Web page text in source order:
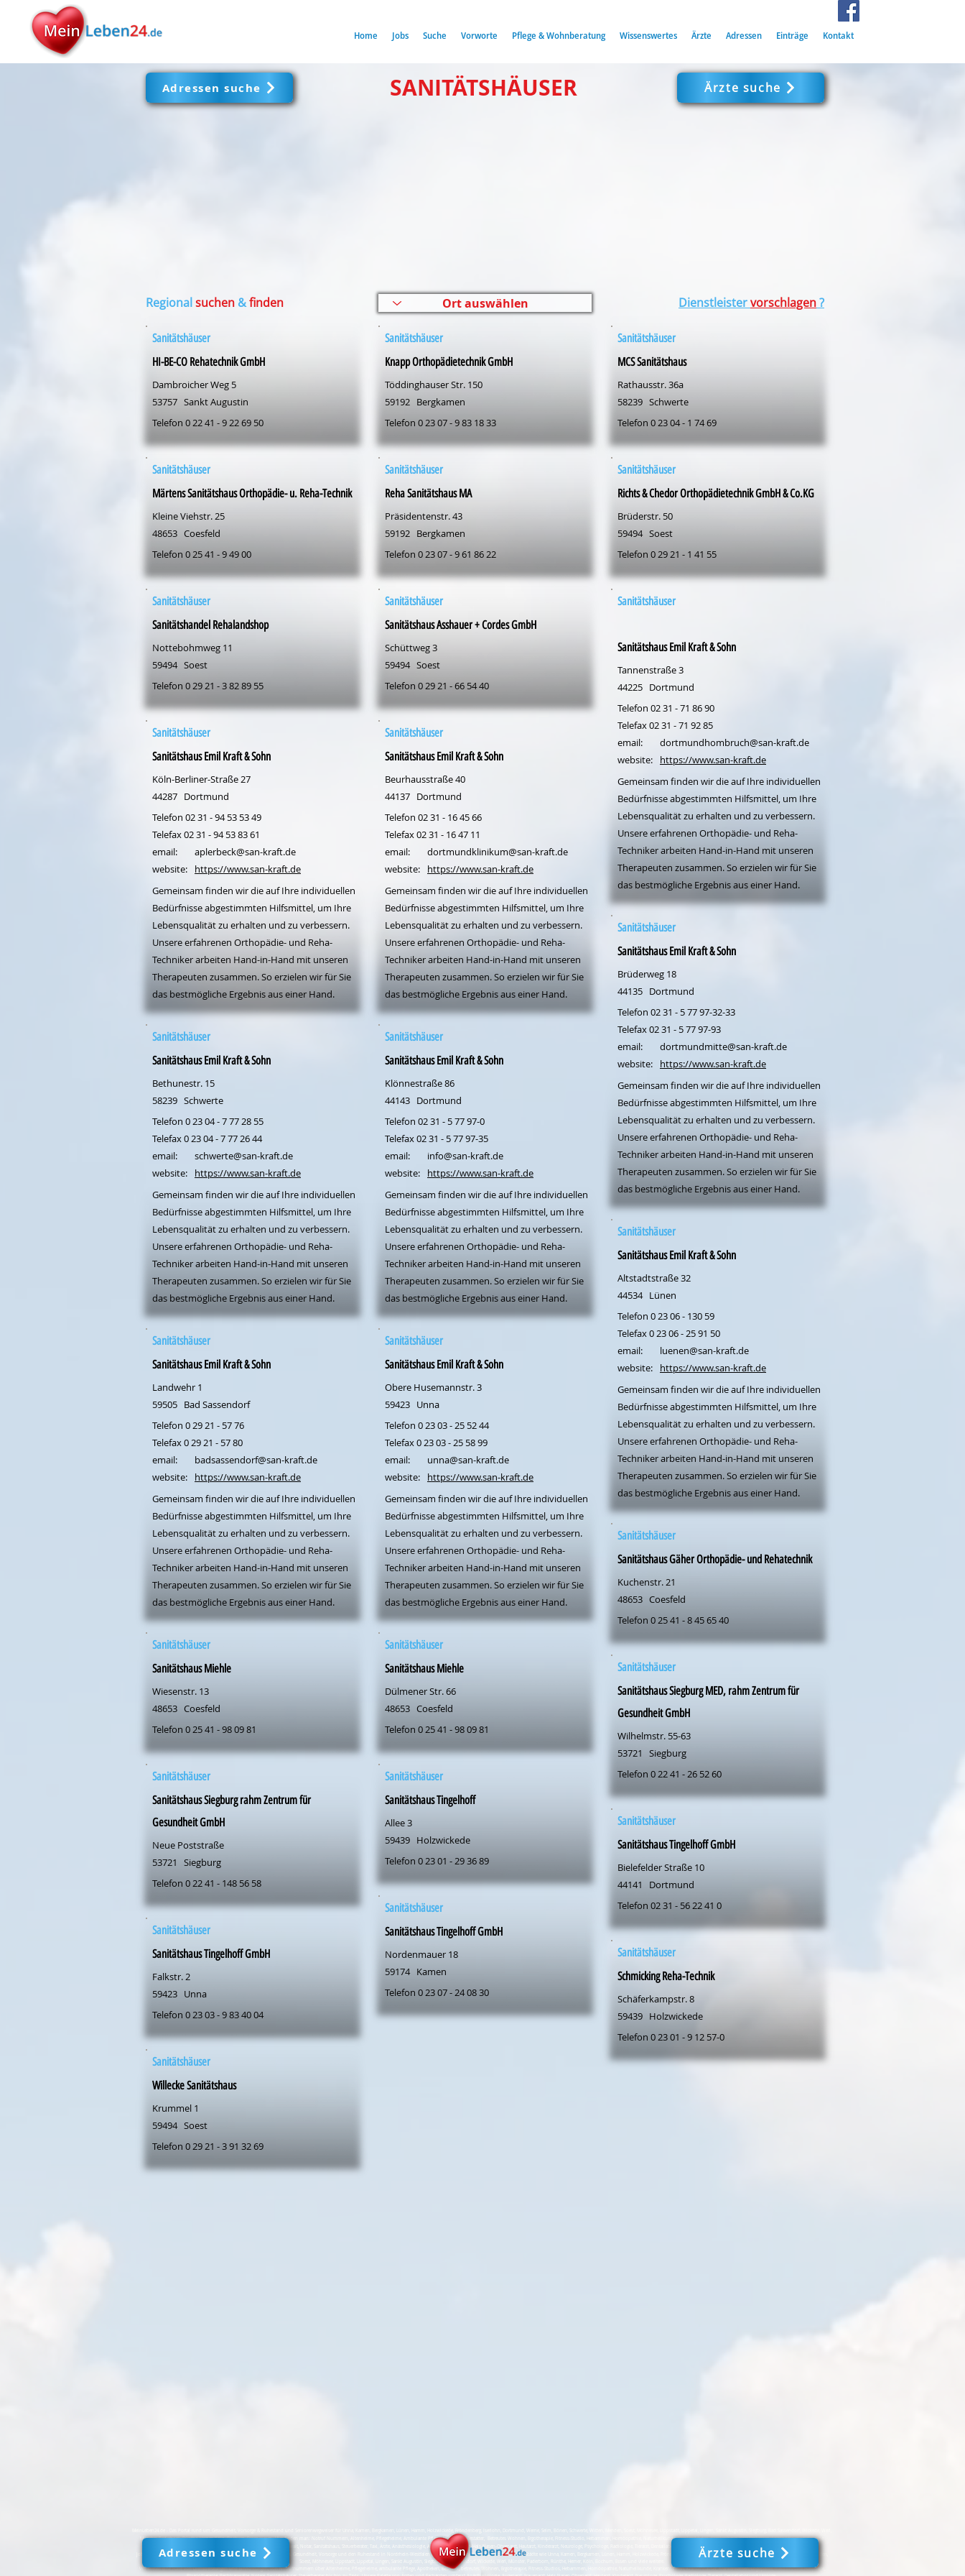
Home Jobs Suche Vorworte Pflege & Wohnberatung Wissenswertes Ärzte Adressen Einträge Kontakt
SANITÄTSHÄUSER Ärzte suche
Adressen suche
Regional suchen &finden Dienstleistervorschlagen?
Sanitätshäuser
HI-BE-CO Rehatechnik GmbH
Dambroicher Weg 5
53757 Sankt Augustin
Telefon 0 22 41 - 9 22 69 50
Sanitätshäuser
Märtens Sanitätshaus Orthopädie- u. Reha-Technik
Kleine Viehstr. 25
48653 Coesfeld
Telefon 0 25 41 - 9 49 00
Sanitätshäuser
Sanitätshandel Rehalandshop
Nottebohmweg 11
59494 Soest
Telefon 0 29 21 - 3 82 89 55
Sanitätshäuser
Sanitätshaus Emil Kraft & Sohn
Köln-Berliner-Straße 27
44287 Dortmund
Telefon 02 31 - 94 53 53 49
Telefax 02 31 - 94 53 83 61
email:
website:
aplerbeck@san-kraft.de
https://www.san-kraft.de
Gemeinsam finden wir die auf Ihre individuellen
Bedürfnisse abgestimmten Hilfsmittel, um Ihre
Lebensqualität zu erhalten und zu verbessern.
Unsere erfahrenen Orthopädie- und Reha-
Techniker arbeiten Hand-in-Hand mit unseren
Therapeuten zusammen. So erzielen wir für Sie
das bestmögliche Ergebnis aus einer Hand.
Sanitätshäuser
Sanitätshaus Emil Kraft & Sohn
Bethunestr. 15
58239 Schwerte
Telefon 0 23 04 - 7 77 28 55
Telefax 0 23 04 - 7 77 26 44
email:
website:
schwerte@san-kraft.de
https://www.san-kraft.de
Gemeinsam finden wir die auf Ihre individuellen
Bedürfnisse abgestimmten Hilfsmittel, um Ihre
Lebensqualität zu erhalten und zu verbessern.
Unsere erfahrenen Orthopädie- und Reha-
Techniker arbeiten Hand-in-Hand mit unseren
Therapeuten zusammen. So erzielen wir für Sie
das bestmögliche Ergebnis aus einer Hand.
Sanitätshäuser
Sanitätshaus Emil Kraft & Sohn
Landwehr 1
59505 Bad Sassendorf
Telefon 0 29 21 - 57 76
Telefax 0 29 21 - 57 80
email:
website:
badsassendorf@san-kraft.de
https://www.san-kraft.de
Gemeinsam finden wir die auf Ihre individuellen
Bedürfnisse abgestimmten Hilfsmittel, um Ihre
Lebensqualität zu erhalten und zu verbessern.
Unsere erfahrenen Orthopädie- und Reha-
Techniker arbeiten Hand-in-Hand mit unseren
Therapeuten zusammen. So erzielen wir für Sie
das bestmögliche Ergebnis aus einer Hand.
Sanitätshäuser
Sanitätshaus Miehle
Wiesenstr. 13
48653 Coesfeld
Telefon 0 25 41 - 98 09 81
Sanitätshäuser
Sanitätshaus Siegburg rahm Zentrum für
Gesundheit GmbH
Neue Poststraße
53721
Siegburg
Telefon 0 22 41 - 148 56 58
Sanitätshäuser
Sanitätshaus Tingelhoff GmbH
Falkstr. 2
59423 Unna
Telefon 0 23 03 - 9 83 40 04
Sanitätshäuser
Willecke Sanitätshaus
Krummel 1
59494 Soest
Telefon 0 29 21 - 3 91 32 69
Sanitätshäuser
Knapp Orthopädietechnik GmbH
Töddinghauser Str. 150
59192 Bergkamen
Telefon 0 23 07 - 9 83 18 33
Sanitätshäuser
Reha Sanitätshaus MA
Präsidentenstr. 43
59192 Bergkamen
Telefon 0 23 07 - 9 61 86 22
Sanitätshäuser
Sanitätshaus Asshauer + Cordes GmbH
Schüttweg 3
59494 Soest
Telefon 0 29 21 - 66 54 40
Sanitätshäuser
Sanitätshaus Emil Kraft & Sohn
Beurhausstraße 40
44137 Dortmund
Telefon 02 31 - 16 45 66
Telefax 02 31 - 16 47 11
email:
website:
dortmundklinikum@san-kraft.de
https://www.san-kraft.de
Gemeinsam finden wir die auf Ihre individuellen
Bedürfnisse abgestimmten Hilfsmittel, um Ihre
Lebensqualität zu erhalten und zu verbessern.
Unsere erfahrenen Orthopädie- und Reha-
Techniker arbeiten Hand-in-Hand mit unseren
Therapeuten zusammen. So erzielen wir für Sie
das bestmögliche Ergebnis aus einer Hand.
Sanitätshäuser
Sanitätshaus Emil Kraft & Sohn
Klönnestraße 86
44143 Dortmund
Telefon 02 31 - 5 77 97-0
Telefax 02 31 - 5 77 97-35
email:
website:
info@san-kraft.de
https://www.san-kraft.de
Gemeinsam finden wir die auf Ihre individuellen
Bedürfnisse abgestimmten Hilfsmittel, um Ihre
Lebensqualität zu erhalten und zu verbessern.
Unsere erfahrenen Orthopädie- und Reha-
Techniker arbeiten Hand-in-Hand mit unseren
Therapeuten zusammen. So erzielen wir für Sie
das bestmögliche Ergebnis aus einer Hand.
Sanitätshäuser
Sanitätshaus Emil Kraft & Sohn
Obere Husemannstr. 3
59423 Unna
Telefon 0 23 03 - 25 52 44
Telefax 0 23 03 - 25 58 99
email:
website:
unna@san-kraft.de
https://www.san-kraft.de
Gemeinsam finden wir die auf Ihre individuellen
Bedürfnisse abgestimmten Hilfsmittel, um Ihre
Lebensqualität zu erhalten und zu verbessern.
Unsere erfahrenen Orthopädie- und Reha-
Techniker arbeiten Hand-in-Hand mit unseren
Therapeuten zusammen. So erzielen wir für Sie
das bestmögliche Ergebnis aus einer Hand.
Sanitätshäuser
Sanitätshaus Miehle
Dülmener Str. 66
48653 Coesfeld
Telefon 0 25 41 - 98 09 81
Sanitätshäuser
Sanitätshaus Tingelhoff
Allee 3
59439 Holzwickede
Telefon 0 23 01 - 29 36 89
Sanitätshäuser
Sanitätshaus Tingelhoff GmbH
Nordenmauer 18
59174 Kamen
Telefon 0 23 07 - 24 08 30
Sanitätshäuser
MCS Sanitätshaus
Rathausstr. 36a
58239 Schwerte
Telefon 0 23 04 - 1 74 69
Sanitätshäuser
Richts & Chedor Orthopädietechnik GmbH & Co.KG
Brüderstr. 50
59494 Soest
Telefon 0 29 21 - 1 41 55
Sanitätshäuser
Sanitätshaus Emil Kraft & Sohn
Tannenstraße 3
44225 Dortmund
Telefon 02 31 - 71 86 90
Telefax 02 31 - 71 92 85
email:
website:
dortmundhombruch@san-kraft.de
https://www.san-kraft.de
Gemeinsam finden wir die auf Ihre individuellen
Bedürfnisse abgestimmten Hilfsmittel, um Ihre
Lebensqualität zu erhalten und zu verbessern.
Unsere erfahrenen Orthopädie- und Reha-
Techniker arbeiten Hand-in-Hand mit unseren
Therapeuten zusammen. So erzielen wir für Sie
das bestmögliche Ergebnis aus einer Hand.
Sanitätshäuser
Sanitätshaus Emil Kraft & Sohn
Brüderweg 18
44135 Dortmund
Telefon 02 31 - 5 77 97-32-33
Telefax 02 31 - 5 77 97-93
email:
website:
dortmundmitte@san-kraft.de
https://www.san-kraft.de
Gemeinsam finden wir die auf Ihre individuellen
Bedürfnisse abgestimmten Hilfsmittel, um Ihre
Lebensqualität zu erhalten und zu verbessern.
Unsere erfahrenen Orthopädie- und Reha-
Techniker arbeiten Hand-in-Hand mit unseren
Therapeuten zusammen. So erzielen wir für Sie
das bestmögliche Ergebnis aus einer Hand.
Sanitätshäuser
Sanitätshaus Emil Kraft & Sohn
Altstadtstraße 32
44534 Lünen
Telefon 0 23 06 - 130 59
Telefax 0 23 06 - 25 91 50
email:
website:
luenen@san-kraft.de
https://www.san-kraft.de
Gemeinsam finden wir die auf Ihre individuellen
Bedürfnisse abgestimmten Hilfsmittel, um Ihre
Lebensqualität zu erhalten und zu verbessern.
Unsere erfahrenen Orthopädie- und Reha-
Techniker arbeiten Hand-in-Hand mit unseren
Therapeuten zusammen. So erzielen wir für Sie
das bestmögliche Ergebnis aus einer Hand.
Sanitätshäuser
Sanitätshaus Gäher Orthopädie- und Rehatechnik
Kuchenstr. 21
48653 Coesfeld
Telefon 0 25 41 - 8 45 65 40
Sanitätshäuser
Sanitätshaus Siegburg MED, rahm Zentrum für
Gesundheit GmbH
Wilhelmstr. 55-63
53721
Siegburg
Telefon 0 22 41 - 26 52 60
Sanitätshäuser
Sanitätshaus Tingelhoff GmbH
Bielefelder Straße 10
44141
Dortmund
Telefon 02 31 - 56 22 41 0
Sanitätshäuser
Schmicking Reha-Technik
Schäferkampstr. 8
59439 Holzwickede
Telefon 0 23 01 - 9 12 57-0
MeinLeben24.de - Das Portal rund um Gesundheit, Vorsorge & Ruhestand und Seniorenwegweiser für Unna, Kamen, Bergkamen, Lünen, Hamm, Holzwickede, Fröndenberg, Iserlohn, Dortmund, Werne, Selm, Bönen, Schwerte, Witten, Menden, Soest, Möhnesee, Lippstadt, Lippetal, Lingen, Sankt Augustin, Siegburg, Bad Sassendorf, Wickede, Werl,
Münster, Paderborn, Rünthe, Hemer, Köln, Bochum, Essen u.v.m. Hier finden man: Notruf Nummern, Altenheime, Pflegeheime, Ambulante Pflege, Apotheken, Bestatter, Betreutes Wohnen, Ergotherapie, Fitness-Studio, Hebammen, Homöopathie, Naturheilkunde, Krankenfahrten, Krankenhaus, Krankenkassen, Logopädie, medizinische
Fusspflege, Physiotherapie, Rechtsanwalt, Notar, Sanitätshaus, Steuerberater, Taxi, Ärzte, Anästhesiologie, Augenarzt, Frauenarzt, Hals-Nasen-Ohrenarzt, Hautarzt, Kinderarzt, Neurologe, Psychologe, Radiologie, Tierarzt, Dentallabor, Zahnarzt, Urologe - Mein Leben 24 #
JobX24.nrw, jobX24.de und MeinLeben24.de sind führende Portale für Jobs, Gesundheit, Vorsorge und den Ruhestand in Nordrhein-Westfalen (NRW). Unsere Reichweite erstreckt sich über Städte wie Unna, Kamen, Bergkamen, Lünen, Hamm, Holzwickede, Fröndenberg, Iserlohn, Dortmund, Werne, Selm, Bönen, Schwerte, Witten, Menden,
Soest, Möhnesee, Lippstadt, Lippetal, Lingen, Sankt Augustin, Siegburg, Bad Sassendorf, Wickede, Werl, Münster, Paderborn, Rünthe, Hemer, Köln, Bochum, Essen und viele weitere.
Wir bieten eine Fülle von Dienstleistungen und Einrichtungen, von Notrufnummern über Altenheime, Pflegeheime, ambulante Pflege, Apotheken, Bestatter, betreutes Wohnen, Ergotherapie, Fitness-Studios, Hebammen, Homöopathie, Naturheilkunde, Krankenfahrten, Krankenhäuser, Krankenkassen, Logopädie, medizinische Fußpflege,
Adressen suche Ärzte suche